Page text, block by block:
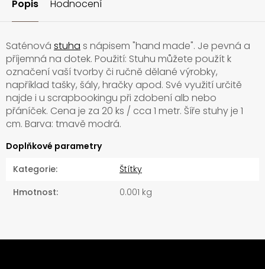
Popis Hodnocení
Saténová stuha s nápisem "hand made". Je pevná a
příjemná na dotek. Použití: Stuhu můžete použít k
označení vaší tvorby či ručně dělané výrobky,
například tašky, šály, hračky apod. Své využití určitě
najde i u scrapbookingu při zdobení alb nebo
přáníček. Cena je za 20 ks / cca 1 metr. Šíře stuhy je 1
cm. Barva: tmavě modrá.
Doplňkové parametry
Kategorie:
Štítky
Hmotnost: 0.001 kg